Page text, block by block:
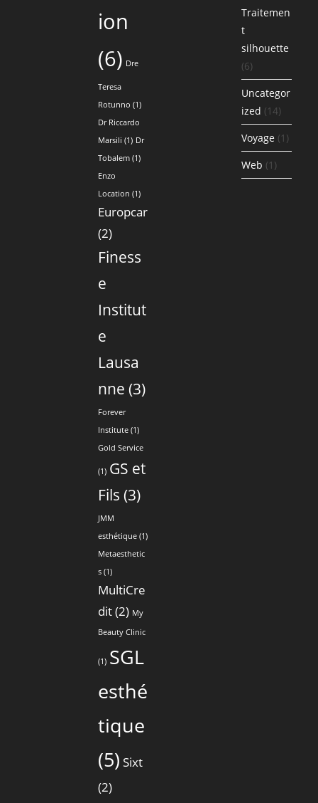
ion
(6) Dre
Teresa
Rotunno (1)
Dr Riccardo
Marsili (1) Dr
Tobalem (1)
Enzo
Location (1)
Europcar
(2)
Finess
e
Institut
e
Lausa
nne (3)
Forever
Institute (1)
Gold Service
(1) GS et
Fils (3)
JMM
esthétique (1)
Metaesthetic
s (1)
MultiCre
dit(2) My
Beauty Clinic
(1) SGL
esthé
tique
(5) Sixt
(2)
Traitemen
t
silhouette
(6)
Uncategor
ized (14)
Voyage (1)
Web (1)